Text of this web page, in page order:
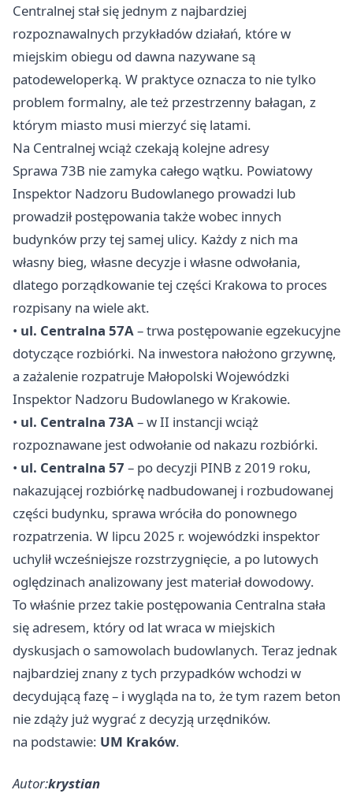
Centralnej stał się jednym z najbardziej
rozpoznawalnych przykładów działań, które w
miejskim obiegu od dawna nazywane są
patodeweloperką. W praktyce oznacza to nie tylko
problem formalny, ale też przestrzenny bałagan, z
którym miasto musi mierzyć się latami.
Na Centralnej wciąż czekają kolejne adresy
Sprawa 73B nie zamyka całego wątku. Powiatowy
Inspektor Nadzoru Budowlanego prowadzi lub
prowadził postępowania także wobec innych
budynków przy tej samej ulicy. Każdy z nich ma
własny bieg, własne decyzje i własne odwołania,
dlatego porządkowanie tej części Krakowa to proces
rozpisany na wiele akt.
• ul. Centralna 57A– trwa postępowanie egzekucyjne
dotyczące rozbiórki. Na inwestora nałożono grzywnę,
a zażalenie rozpatruje Małopolski Wojewódzki
Inspektor Nadzoru Budowlanego w Krakowie.
• ul. Centralna 73A– w II instancji wciąż
rozpoznawane jest odwołanie od nakazu rozbiórki.
• ul. Centralna 57 – po decyzji PINB z 2019 roku,
nakazującej rozbiórkę nadbudowanej i rozbudowanej
części budynku, sprawa wróciła do ponownego
rozpatrzenia. W lipcu 2025 r. wojewódzki inspektor
uchylił wcześniejsze rozstrzygnięcie, a po lutowych
oględzinach analizowany jest materiał dowodowy.
To właśnie przez takie postępowania Centralna stała
się adresem, który od lat wraca w miejskich
dyskusjach o samowolach budowlanych. Teraz jednak
najbardziej znany z tych przypadków wchodzi w
decydującą fazę – i wygląda na to, że tym razem beton
nie zdąży już wygrać z decyzją urzędników.
na podstawie: UM Kraków.
Autor:krystian